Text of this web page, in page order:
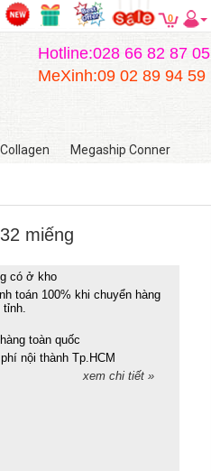
0
Hotline:028 66 82 87 05
MeXinh:09 02 89 94 59
Collagen Megaship Conner
miếng
có ở kho
toán 100% khi chuyển hàng
tỉnh.
toàn quốc
nội thành Tp.HCM
xem chi tiết »